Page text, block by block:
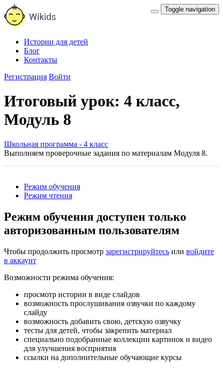
Toggle navigation
Истории для детей
Блог
Контакты
Регистрация Войти
Итоговый урок: 4 класс,
Модуль 8
Школьная программа - 4 класс
Выполняем проверочные задания по материалам Модуля 8.
Режим обучения
Режим чтения
Режим обучения доступен только
авторизованным пользователям
Чтобы продолжить просмотр зарегистрируйтесь или войдите
в аккаунт
Возможности режима обучения:
просмотр истории в виде слайдов
возможность прослушивания озвучки по каждому
слайду
возможность добавить свою, детскую озвучку
тесты для детей, чтобы закрепить материал
специально подобранные коллекции картинок и видео
для улучшения восприятия
ссылки на дополнительные обучающие курсы